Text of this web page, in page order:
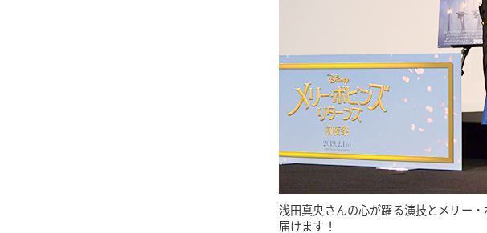
浅田真央さんの心が躍る演技とメリー
届けます！